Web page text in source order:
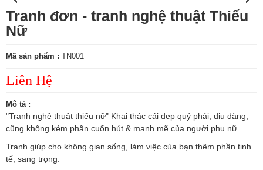
Tranh đơn - tranh nghệ thuật Thiếu
Nữ
Mã sản phẩm : TN001
Liên Hệ
Mô tả :
"Tranh nghệ thuật thiếu nữ" Khai thác cái đẹp quý phải, dịu dàng,
cũng không kém phần cuốn hút & mạnh mẽ của người phụ nữ
Tranh giúp cho không gian sống, làm việc của bạn thêm phần tinh
tế, sang trọng.